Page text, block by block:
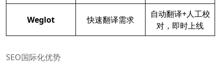
Weglot 快速翻译需求
自动翻译+人工校
对，即时上线
SEO国际化优势